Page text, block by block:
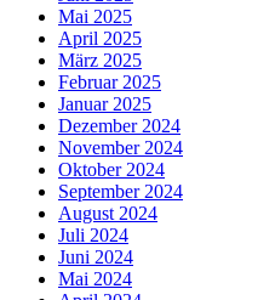
Mai 2025
April 2025
März 2025
Februar 2025
Januar 2025
Dezember 2024
November 2024
Oktober 2024
September 2024
August 2024
Juli 2024
Juni 2024
Mai 2024